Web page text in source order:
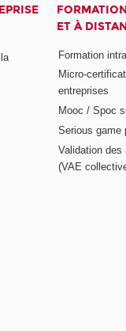
ET À
Formation
Micro-
entreprises
Mooc / Spoc
Serious game
Validation des
(VAE